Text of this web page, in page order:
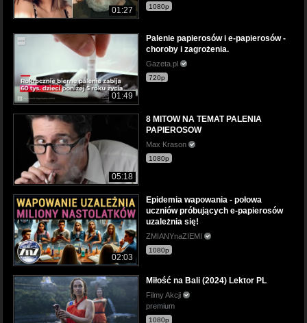
01:27 1080p
01:49
Palenie papierosów i e-papierosów -
choroby i zagrożenia.
Gazeta.pl
720p
05:18
8 MITOW NA TEMAT PALENIA
PAPIEROSOW
Max Krason
1080p
02:03
Epidemia wapowania - połowa
uczniów próbujących e-papierosów
uzależnia się!
ZMIANYnaZIEMI
1080p
Miłość na Bali (2024) Lektor PL
Filmy Akcji
premium
1080p